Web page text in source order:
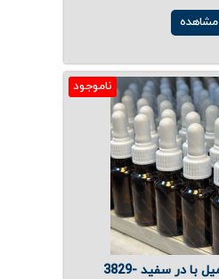
مشاهده
ناموجود